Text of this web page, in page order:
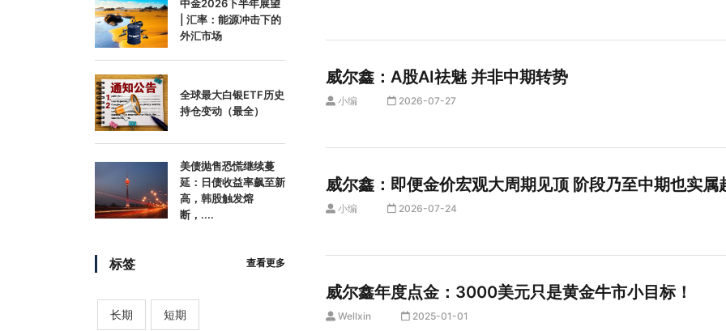
中金2026下半年展望
| 汇率：能源冲击下的
外汇市场
全球最大白银ETF历史
持仓变动（最全）
美债抛售恐慌继续蔓
延：日债收益率飙至新
高，韩股触发熔
断，....
标签 查看更多
长期 短期
威尔鑫：A股AI祛魅 并非中期转势
小编 2026-07-27
威尔鑫：即便金价宏观大周期见顶 阶段乃至中期也实属
小编 2026-07-24
威尔鑫年度点金：3000美元只是黄金牛市小目标！
Wellxin 2025-01-01